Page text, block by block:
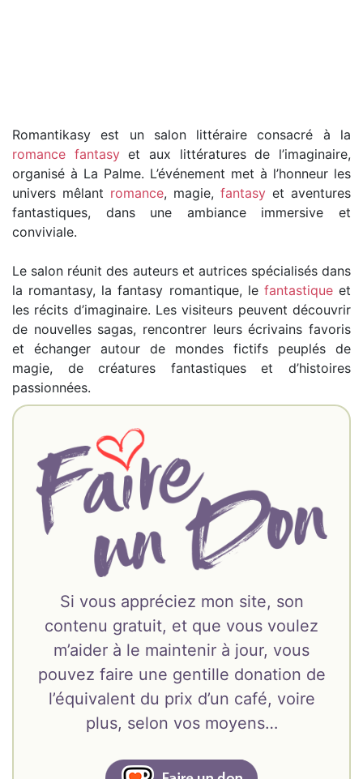
Romantikasy est un salon littéraire consacré à la
romance fantasyet aux littératures de l’imaginaire,
organisé à La Palme. L’événement met à l’honneur les
univers mêlant romance, magie, fantasy et aventures
fantastiques, dans une ambiance immersive et
conviviale.
Le salon réunit des auteurs et autrices spécialisés dans
la romantasy, la fantasy romantique, le fantastiqueet
les récits d’imaginaire. Les visiteurs peuvent découvrir
de nouvelles sagas, rencontrer leurs écrivains favoris
et échanger autour de mondes fictifs peuplés de
magie, de créatures fantastiques et d’histoires
passionnées.
Si vous appréciez mon site, son
contenu gratuit, et que vous voulez
m’aider à le maintenir à jour, vous
pouvez faire une gentille donation de
l’équivalent du prix d’un café, voire
plus, selon vos moyens…